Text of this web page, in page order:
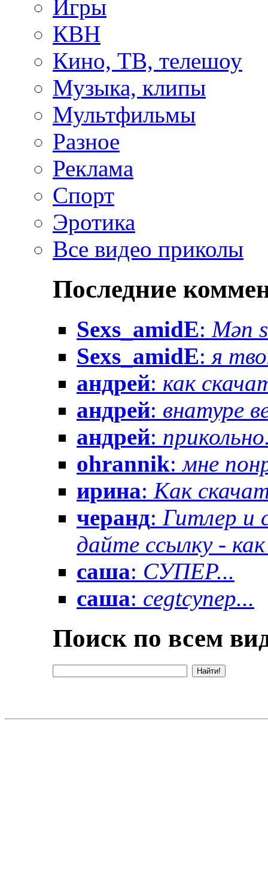
Игры
КВН
Кино, ТВ, телешоу
Музыка, клипы
Мультфильмы
Разное
Реклама
Спорт
Эротика
Все видео приколы
Последние
Sexs_amidE: Mən
Sexs_amidE: я
андрей: как
андрей: внатуре
андрей:
ohrannik:мне
ирина: Как
черанд: Гитлер и
дайте ссылку -
саша: СУПЕР...
саша: cegtсупер...
Поиск по всем